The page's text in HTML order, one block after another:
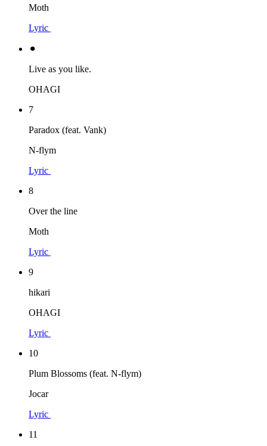
Moth
Lyric
⚫︎
Live as you like.
OHAGI
7
Paradox (feat. Vank)
N-flym
Lyric
8
Over the line
Moth
Lyric
9
hikari
OHAGI
Lyric
10
Plum Blossoms (feat. N-flym)
Jocar
Lyric
11